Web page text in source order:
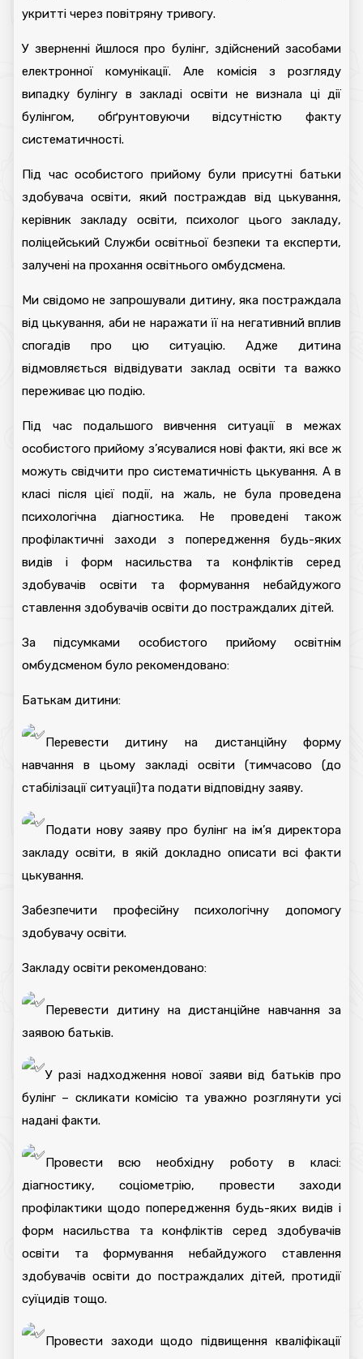
укритті через повітряну тривогу.
У зверненні йшлося про булінг, здійснений засобами
електронної комунікації. Але комісія з розгляду
випадку булінгу в закладі освіти не визнала ці дії
булінгом, обґрунтовуючи відсутністю факту
систематичності.
Під час особистого прийому були присутні батьки
здобувача освіти, який постраждав від цькування,
керівник закладу освіти, психолог цього закладу,
поліцейський Служби освітньої безпеки та експерти,
залучені на прохання освітнього омбудсмена.
Ми свідомо не запрошували дитину, яка постраждала
від цькування, аби не наражати її на негативний вплив
спогадів про цю ситуацію. Адже дитина
відмовляється відвідувати заклад освіти та важко
переживає цю подію.
Під час подальшого вивчення ситуації в межах
особистого прийому з’ясувалися нові факти, які все ж
можуть свідчити про систематичність цькування. А в
класі після цієї події, на жаль, не була проведена
психологічна діагностика. Не проведені також
профілактичні заходи з попередження будь-яких
видів і форм насильства та конфліктів серед
здобувачів освіти та формування небайдужого
ставлення здобувачів освіти до постраждалих дітей.
За підсумками особистого прийому освітнім
омбудсменом було рекомендовано:
Батькам дитини:
Перевести дитину на дистанційну форму
навчання в цьому закладі освіти (тимчасово (до
стабілізації ситуації)та подати відповідну заяву.
Подати нову заяву про булінг на ім’я директора
закладу освіти, в якій докладно описати всі факти
цькування.
Забезпечити професійну психологічну допомогу
здобувачу освіти.
Закладу освіти рекомендовано:
Перевести дитину на дистанційне навчання за
заявою батьків.
У разі надходження нової заяви від батьків про
булінг – скликати комісію та уважно розглянути усі
надані факти.
Провести всю необхідну роботу в класі:
діагностику, соціометрію, провести заходи
профілактики щодо попередження будь-яких видів і
форм насильства та конфліктів серед здобувачів
освіти та формування небайдужого ставлення
здобувачів освіти до постраждалих дітей, протидії
суїцидів тощо.
Провести заходи щодо підвищення кваліфікації